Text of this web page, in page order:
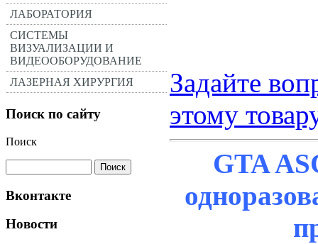
ЛАБОРАТОРИЯ
СИСТЕМЫ
ВИЗУАЛИЗАЦИИ И
ВИДЕООБОРУДОВАНИЕ
ЛАЗЕРНАЯ ХИРУРГИЯ
Поиск по сайту
Поиск
Вконтакте
Новости
Задайте
этому
GTA